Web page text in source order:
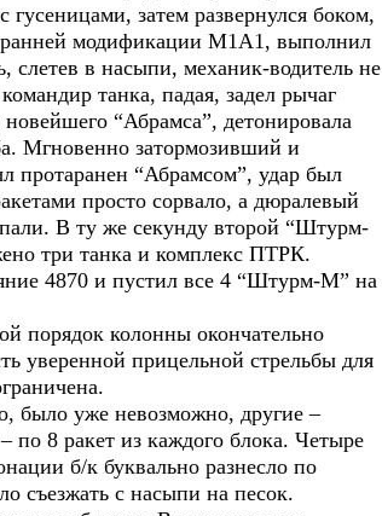
затем развернулся боком,
ранней модификации М1А1, выполнил
в насыпи, механик-водитель не
танка, падая, задел рычаг
“Абрамса”, детонировала
Мгновенно затормозивший и
протаранен “Абрамсом”, удар был
просто сорвало, а дюралевый
В ту же секунду второй “Штурм-
три танка и комплекс ПТРК.
4870 и пустил все 4 “Штурм-М” на
порядок колонны окончательно
уверенной прицельной стрельбы для
было уже невозможно, другие –
8 ракет из каждого блока. Четыре
б/к буквально разнесло по
съезжать с насыпи на песок.